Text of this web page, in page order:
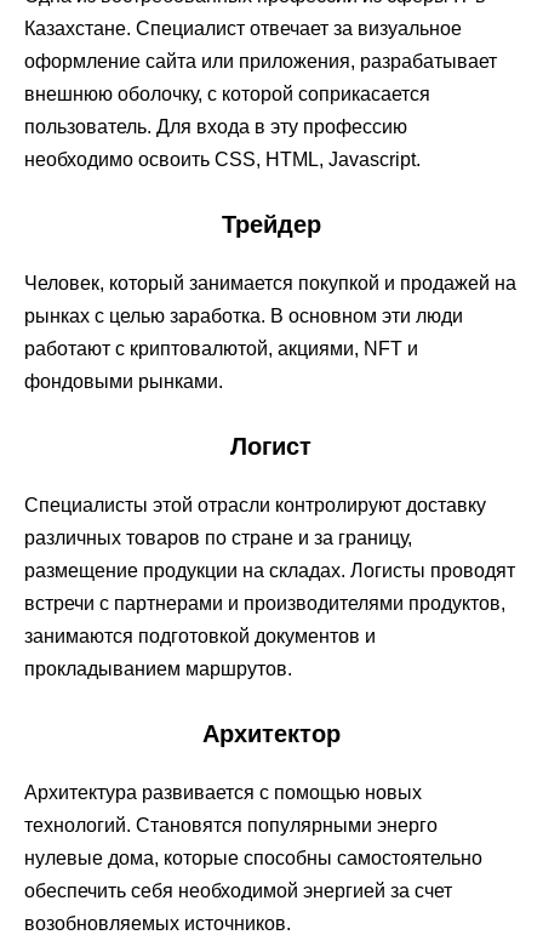
Казахстане. Специалист отвечает за визуальное
оформление сайта или приложения, разрабатывает
внешнюю оболочку, с которой соприкасается
пользователь. Для входа в эту профессию
необходимо освоить CSS, HTML, Javascript.
Трейдер
Человек, который занимается покупкой и продажей на
рынках с целью заработка. В основном эти люди
работают с криптовалютой, акциями, NFT и
фондовыми рынками.
Логист
Специалисты этой отрасли контролируют доставку
различных товаров по стране и за границу,
размещение продукции на складах. Логисты проводят
встречи с партнерами и производителями продуктов,
занимаются подготовкой документов и
прокладыванием маршрутов.
Архитектор
Архитектура развивается с помощью новых
технологий. Становятся популярными энерго
нулевые дома, которые способны самостоятельно
обеспечить себя необходимой энергией за счет
возобновляемых источников.